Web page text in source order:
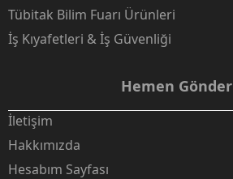
Tübitak Bilim Fuarı Ürünleri
İş Kıyafetleri & İş Güvenliği
Hemen Gönder
İletişim
Hakkımızda
Hesabım Sayfası